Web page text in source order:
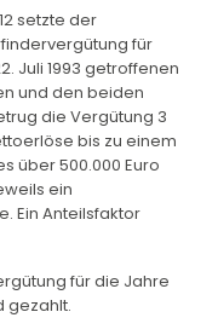
setzte der
für
Juli 1993 getroffenen
und den beiden
die Vergütung 3
bis zu einem
über 500.000 Euro
ein
Ein Anteilsfaktor
für die Jahre
gezahlt.